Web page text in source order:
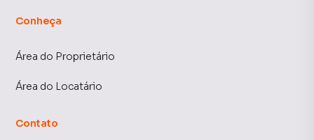
Conheça
Área do Proprietário
Área do Locatário
Contato